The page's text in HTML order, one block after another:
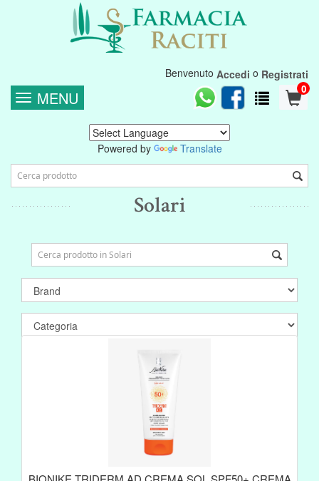
Benvenuto Accedi o Registrati
0
MENU
Powered by Translate
Solari